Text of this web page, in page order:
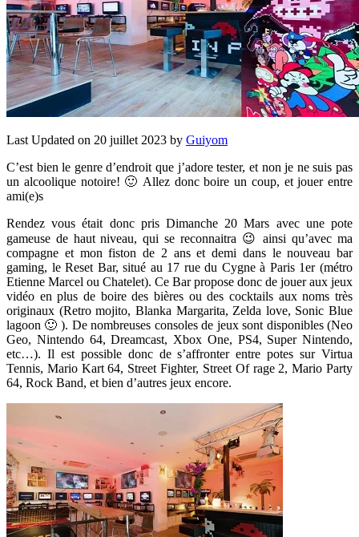
Last Updated on 20 juillet 2023 by Guiyom
C’est bien le genre d’endroit que j’adore tester, et non je ne suis pas
un alcoolique notoire! 🙂 Allez donc boire un coup, et jouer entre
ami(e)s
Rendez vous était donc pris Dimanche 20 Mars avec une pote
gameuse de haut niveau, qui se reconnaitra 😉 ainsi qu’avec ma
compagne et mon fiston de 2 ans et demi dans le nouveau bar
gaming, le Reset Bar, situé au 17 rue du Cygne à Paris 1er (métro
Etienne Marcel ou Chatelet). Ce Bar propose donc de jouer aux jeux
vidéo en plus de boire des bières ou des cocktails aux noms très
originaux (Retro mojito, Blanka Margarita, Zelda love, Sonic Blue
lagoon 🙂 ). De nombreuses consoles de jeux sont disponibles (Neo
Geo, Nintendo 64, Dreamcast, Xbox One, PS4, Super Nintendo,
etc…). Il est possible donc de s’affronter entre potes sur Virtua
Tennis, Mario Kart 64, Street Fighter, Street Of rage 2, Mario Party
64, Rock Band, et bien d’autres jeux encore.